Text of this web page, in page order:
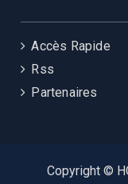
Accès Rapide
Rss
Partenaires
Copyright ©